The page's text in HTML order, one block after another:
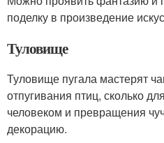
поделку в произведение
Туловище
Туловище пугала мастерят
отпугивания птиц, сколько
человеком и превращения
декорацию.